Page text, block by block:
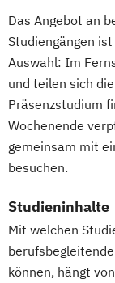
Das Angebot an
Studiengängen
Auswahl: Im
und teilen sich
Präsenzstudium
Wochenende
gemeinsam mit
besuchen.
Studieninhalte
Mit welchen
können, hängt